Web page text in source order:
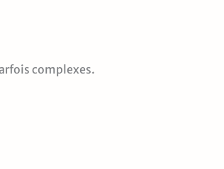
complexes.